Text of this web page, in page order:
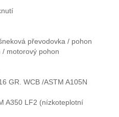
převodovka / pohon
motorový pohon
GR. WCB /ASTM A105N
A350 LF2 (nízkoteplotní